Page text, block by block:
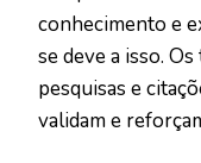
conhecimento e
se deve a isso.
pesquisas e
validam e